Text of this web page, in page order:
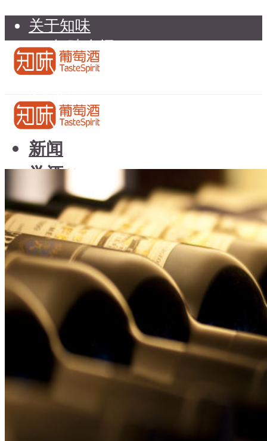
关于知味
知味介绍
知味专家顾问委员会
联系我们
知味荐酒
新闻
学酒
基础知识
品种
年份
酒具周边
投资收藏
留学教育
名庄
品鉴专栏
美食
餐厅酒吧指南
新闻
学酒
基础知识
品种
年份
酒具周边
投资收藏
留学教育
名庄